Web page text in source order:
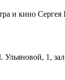
и кино
Ульяновой, 1,